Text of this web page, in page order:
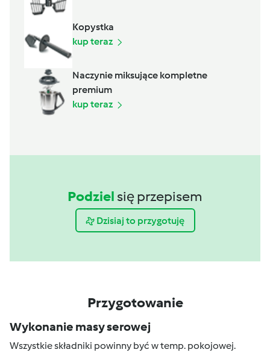
Kopystka
kup teraz
Naczynie miksujące kompletne
premium
kup teraz
Podziel się przepisem
Dzisiaj to przygotuję
Przygotowanie
Wykonanie masy serowej
Wszystkie składniki powinny być w temp. pokojowej.